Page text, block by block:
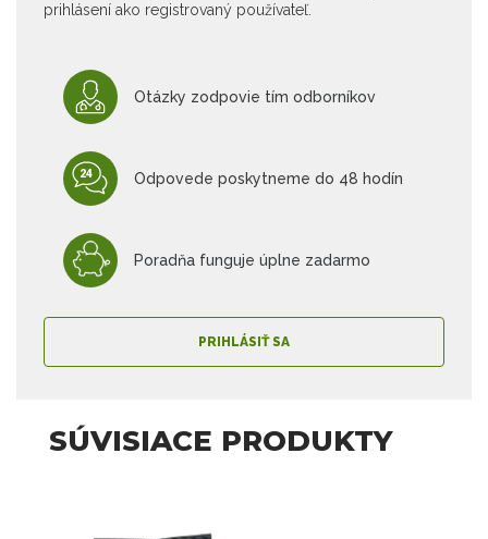
prihlásení ako registrovaný používateľ.
Otázky zodpovie tím odborníkov
Odpovede poskytneme do 48 hodín
Poradňa funguje úplne zadarmo
PRIHLÁSIŤ SA
SÚVISIACE PRODUKTY